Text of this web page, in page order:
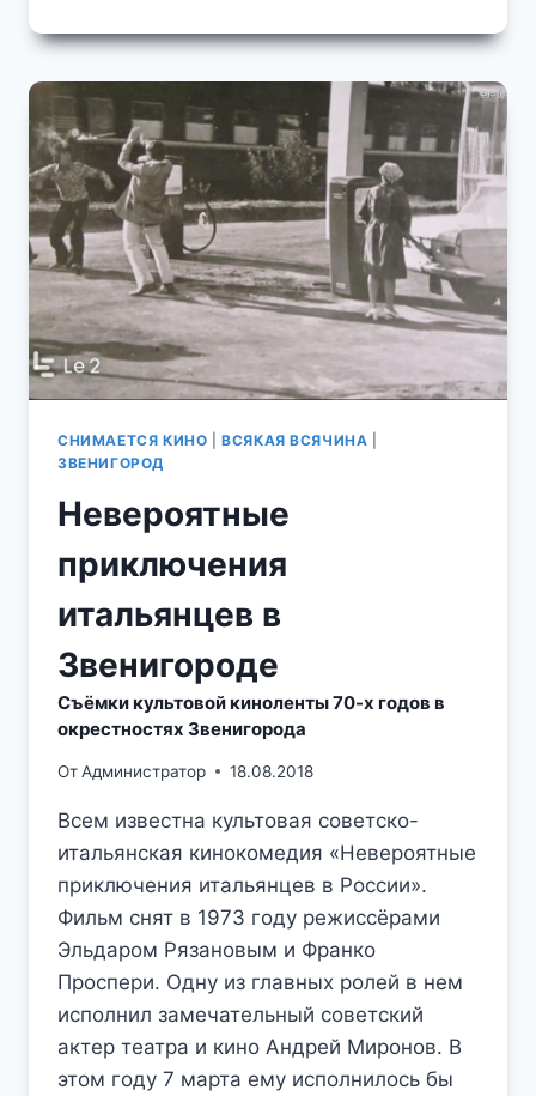
ЕРШОВО
ТЕЛЕСЕРИАЛЕ
«КОДЕКС
ЧЕСТИ»
КИНОСЪЕМКИ
И
ЗВЕНИГОРОДЕ
В
НАЧАЛЕ
2000-
Х
СНИМАЕТСЯ КИНО |ВСЯКАЯ ВСЯЧИНА
ЗВЕНИГОРОД
Невероятные
приключения
итальянцев в
Звенигороде
Съёмки культовой киноленты 70-х годов в
окрестностях Звенигорода
ОтАдминистратор 18.08.2018
Всем известна культовая советско-
итальянская кинокомедия «Невероятные
приключения итальянцев в России».
Фильм снят в 1973 году режиссёрами
Эльдаром Рязановым и Франко
Проспери. Одну из главных ролей в нем
исполнил замечательный советский
актер театра и кино Андрей Миронов. В
этом году 7 марта ему исполнилось бы